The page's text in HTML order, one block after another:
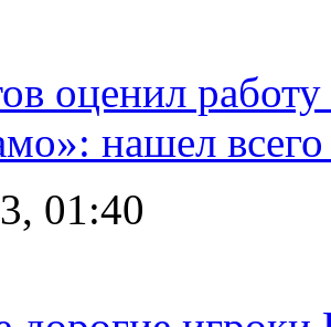
оценил
нашел
01:40